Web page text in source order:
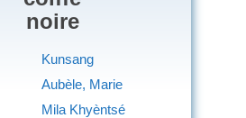
noire
Kunsang
Aubèle, Marie
Mila Khyèntsé